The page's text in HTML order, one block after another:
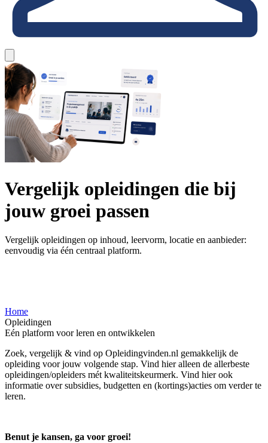
Vergelijk opleidingen die bij
jouw groei passen
Vergelijk opleidingen op inhoud, leervorm, locatie en aanbieder:
eenvoudig via één centraal platform.
Home
Opleidingen
Eén platform voor leren en ontwikkelen
Zoek, vergelijk & vind op Opleidingvinden.nl gemakkelijk de
opleiding voor jouw volgende stap. Vind hier alleen de allerbeste
opleidingen/opleiders mét kwaliteitskeurmerk. Vind hier ook
informatie over subsidies, budgetten en (kortings)acties om verder te
leren.
Benut je kansen, ga voor groei!